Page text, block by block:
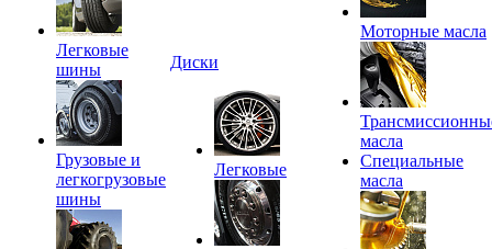
Легковые
шины
Грузовые и
легкогрузовые
шины
Диски
Легковые
Моторные масла
масла
Специальные
масла